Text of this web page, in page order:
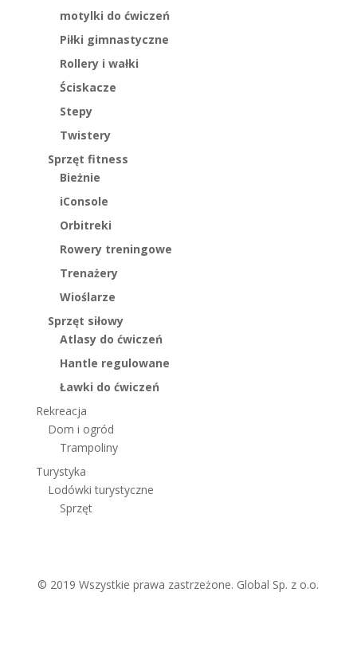
motylki do ćwiczeń
Piłki gimnastyczne
Rollery i wałki
Ściskacze
Stepy
Twistery
Sprzęt fitness
Bieżnie
iConsole
Orbitreki
Rowery treningowe
Trenażery
Wioślarze
Sprzęt siłowy
Atlasy do ćwiczeń
Hantle regulowane
Ławki do ćwiczeń
Rekreacja
Dom i ogród
Trampoliny
Turystyka
Lodówki turystyczne
Sprzęt
© 2019 Wszystkie prawa zastrzeżone. Global Sp. z o.o.